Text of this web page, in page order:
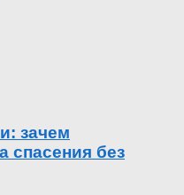
зачем
спасения без